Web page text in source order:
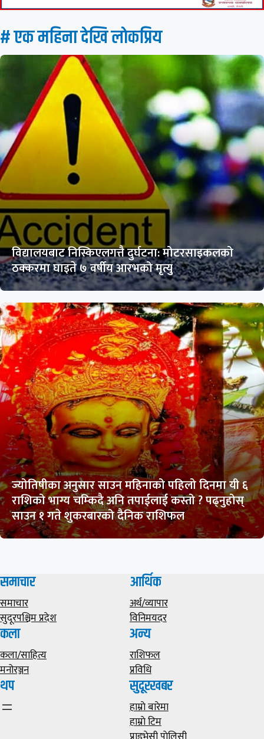
# एक महिना देखि लाेकप्रिय
विद्यालयबाट निस्किएलगत्तै दुर्घटना: मोटरसाइकलको
ठक्करमा घाइते ७ वर्षीय आरभको मृत्यु
ज्योतिषीका अनुसार साउन महिनाको पहिलो दिनमा यी ६
राशिको भाग्य चम्किदै अनि तपाईलाई कस्तो ? पढ्नुहोस्
साउन १ गते शुकरबारको दैनिक राशिफल
समाचार
समाचार
सुदूरपश्चिम प्रदेश
आर्थिक
अर्थ/व्यापार
विनिमयदर
कला
कला/साहित्य
मनोरञ्जन
अन्य
राशिफल
प्रविधि
थप सुदूरखबर
हाम्राे बारेमा
हाम्राे टिम